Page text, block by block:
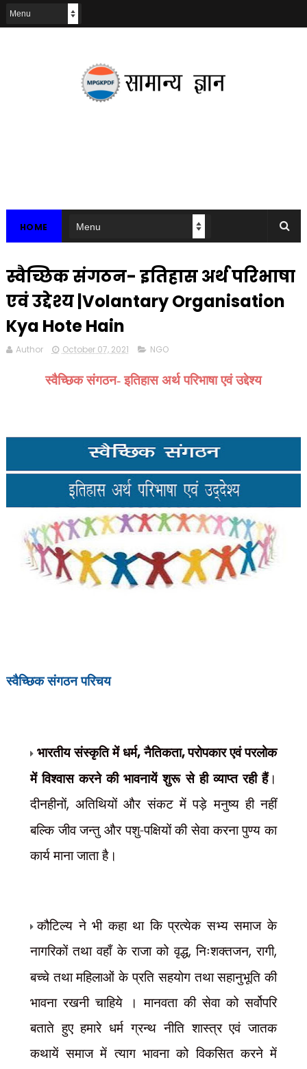
HOME
स्वैच्छिक संगठन- इतिहास अर्थ परिभाषा
एवं उद्देश्य |Volantary Organisation
Kya Hote Hain
Author October 07, 2021 NGO
स्वैच्छिक संगठन- इतिहास अर्थ परिभाषा एवं उद्देश्य
स्वैच्छिक संगठनपरिचय
भारतीय संस्कृति में धर्म,नैतिकता,परोपकार एवं परलोक
में विश्वास करने की भावनायें शुरू से ही व्याप्त रही हैं।
दीनहीनों,अतिथियों और संकट में पड़े मनुष्य ही नहीं
बल्कि जीव जन्तु और पशु-पक्षियों की सेवा करना पुण्य का
कार्य माना जाता है।
कौटिल्य ने भी कहा था कि प्रत्येक सभ्य समाज के
नागरिकों तथा वहाँ के राजा को वृद्ध,निःशक्तजन,रागी,
बच्चे तथा महिलाओं के प्रति सहयोग तथा सहानुभूति की
भावना रखनी चाहिये । मानवता की सेवा को सर्वोपरि
बताते हुए हमारे धर्म ग्रन्थ नीति शास्त्र एवं जातक
कथायें समाज में त्याग भावना को विकसित करने में